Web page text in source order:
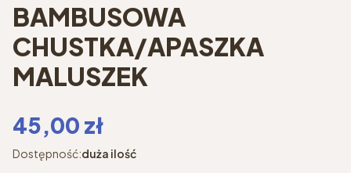
BAMBUSOWA
CHUSTKA/APASZKA
MALUSZEK
Cena
45,00 zł
Dostępność:duża ilość